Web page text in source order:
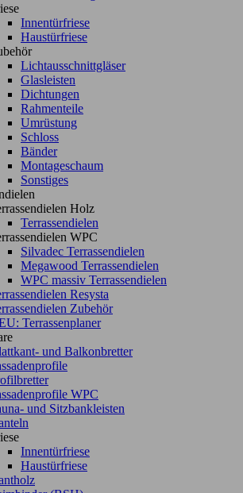
Innentürfriese
Haustürfriese
Lichtausschnittgläser
Glasleisten
Dichtungen
Rahmenteile
Umrüstung
Schloss
Bänder
Montageschaum
Sonstiges
Holz
Terrassendielen
WPC
Silvadec Terrassendielen
Megawood Terrassendielen
WPC massiv Terrassendielen
Resysta
Zubehör
Terrassenplaner
und Balkonbretter
WPC
und Sitzbankleisten
Innentürfriese
Haustürfriese